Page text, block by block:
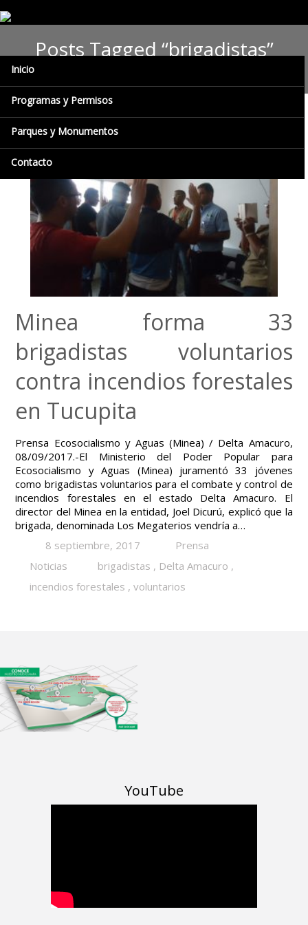
Inicio
Programas y Permisos
Parques y Monumentos
Contacto
Posts Tagged “brigadistas”
Minea forma 33
brigadistas voluntarios
contra incendios forestales
en Tucupita
Prensa Ecosocialismo y Aguas (Minea) / Delta Amacuro,
08/09/2017.-El Ministerio del Poder Popular para
Ecosocialismo y Aguas (Minea) juramentó 33 jóvenes
como brigadistas voluntarios para el combate y control de
incendios forestales en el estado Delta Amacuro. El
director del Minea en la entidad, Joel Dicurú, explicó que la
brigada, denominada Los Megaterios vendría a…
8 septiembre, 2017
Prensa
Noticias
brigadistas , Delta Amacuro ,
incendios forestales , voluntarios
YouTube